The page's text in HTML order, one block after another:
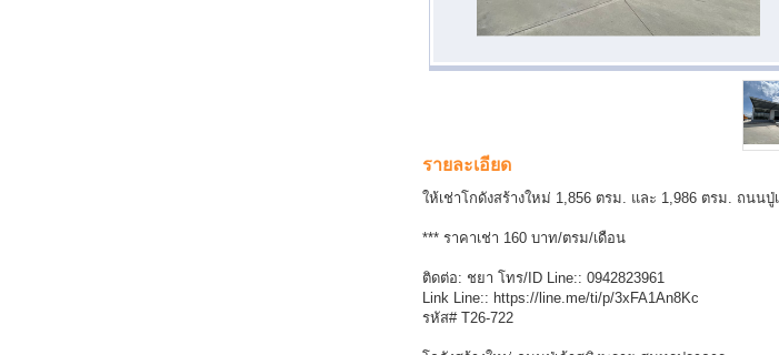
รายละเอียด
ให้เช่าโกดังสร้างใหม่ 1,856 ตรม. และ 1,986 ตรม. ถนน
*** ราคาเช่า 160 บาท/ตรม/เดือน
ติดต่อ: ชยา โทร/ID Line:: 0942823961
Link Line:: https://line.me/ti/p/3xFA1An8Kc
รหัส# T26-722